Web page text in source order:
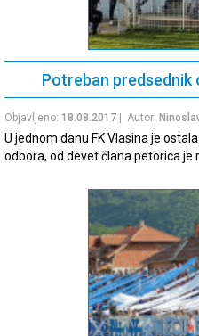
Potreban
Objavljeno: 18.08.2017 | Autor:
U jednom danu FK Vlasina je
odbora, od devet člana petorica je